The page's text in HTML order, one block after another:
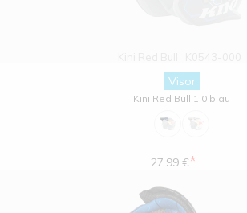
Visor
Kini Red Bull 1.0 blau
27.99 €*